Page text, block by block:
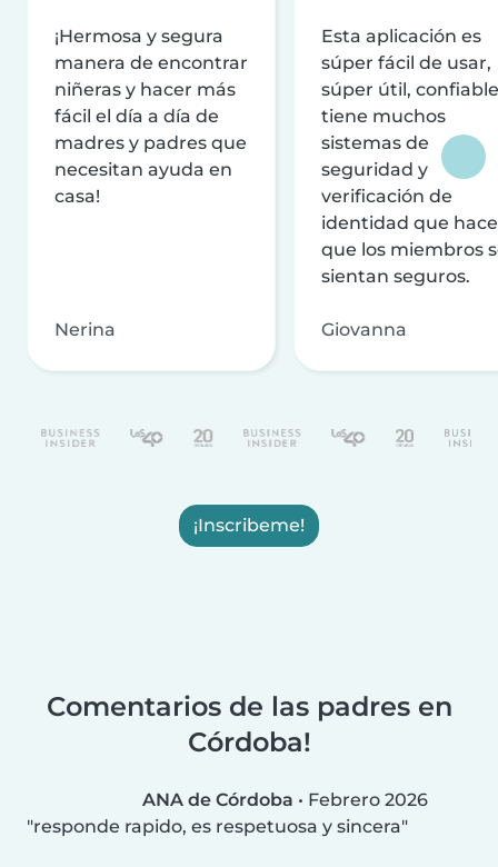
¡Hermosa y segura
manera de encontrar
niñeras y hacer más
fácil el día a día de
madres y padres que
necesitan ayuda en
casa!
Nerina
Esta aplicación es
súper fácil de usar,
súper útil,
tiene muchos
sistemas de
seguridad y
verificación de
identidad que
que los miembros
sientan seguros.
Giovanna
¡Inscribeme!
Comentarios de las padres en
Córdoba!
ANA de Córdoba • Febrero 2026
responde rapido, es respetuosa y sincera